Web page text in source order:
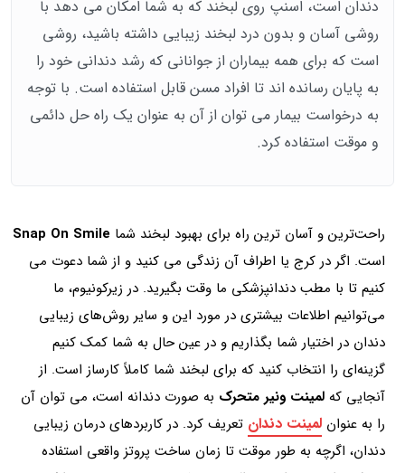
دندان است، اسنپ ​​روی لبخند که به شما امکان می دهد با
روشی آسان و بدون درد لبخند زیبایی داشته باشید، روشی
است که برای همه بیماران از جوانانی که رشد دندانی خود را
به پایان رسانده اند تا افراد مسن قابل استفاده است. با توجه
به درخواست بیمار می توان از آن به عنوان یک راه حل دائمی
و موقت استفاده کرد.
راحت‌ترین و آسان ترین راه برای بهبود لبخند شما Snap On Smile
است. اگر در کرج یا اطراف آن زندگی می کنید و از شما دعوت می
کنیم تا با مطب دندانپزشکی ما وقت بگیرید. در زیرکونیوم، ما
می‌توانیم اطلاعات بیشتری در مورد این و سایر روش‌های زیبایی
دندان در اختیار شما بگذاریم و در عین حال به شما کمک کنیم
گزینه‌ای را انتخاب کنید که برای لبخند شما کاملاً کارساز است. از
آنجایی که لمینت ونیر متحرک به صورت دندانه است، می توان آن
را به عنوان لمینت دندان تعریف کرد. در کاربردهای درمان زیبایی
دندان، اگرچه به طور موقت تا زمان ساخت پروتز واقعی استفاده